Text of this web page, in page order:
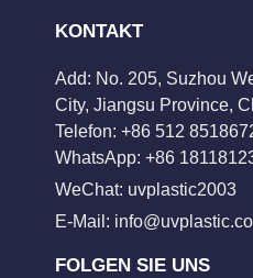
KONTAKT
Add: No. 205, Suzhou
City, Jiangsu Province,
Telefon: +86 512
WhatsApp: +86
WeChat: uvplastic2003
E-Mail:
FOLGEN SIE UNS